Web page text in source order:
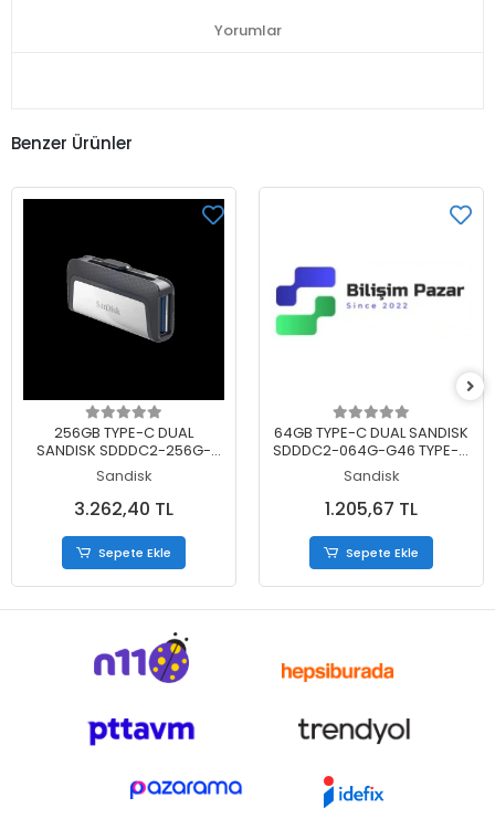
Yorumlar
Benzer Ürünler
Sepete Ekle
256GB TYPE-C DUAL
SANDISK SDDDC2-256G-
G46 TYPE-C DUALDRIVE
Sandisk
3.262,40 TL
Sepete Ekle
Sepete Ekle
64GB TYPE-C DUAL SANDISK
SDDDC2-064G-G46 TYPE-C
DUALDRIVE
Sandisk
1.205,67 TL
Sepete Ekle